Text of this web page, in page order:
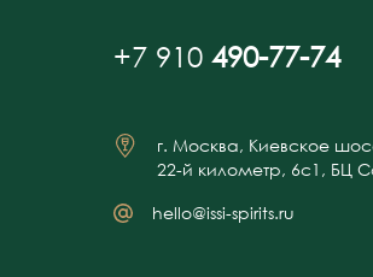
+7 910 490-77-74
г. Москва, Киевское
22-й километр, 6с1, БЦ
hello@issi-spirits.ru